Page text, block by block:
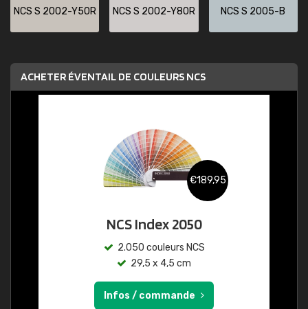
NCS S 2002-Y50R NCS S 2002-Y80R NCS S 2005-B
ACHETER ÉVENTAIL DE COULEURS NCS
€189,95
NCS Index 2050
2.050 couleurs NCS
29,5 x 4,5 cm
Infos / commande